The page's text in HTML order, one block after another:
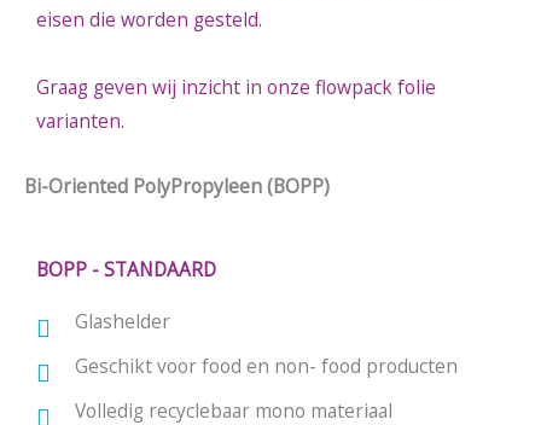
eisen die worden gesteld.
Graag geven wij inzicht in onze flowpack folie
varianten.
Bi-Oriented PolyPropyleen (BOPP)
BOPP​ - STANDAARD
Glashelder
Geschikt voor food en non- food producten
Volledig recyclebaar mono materiaal